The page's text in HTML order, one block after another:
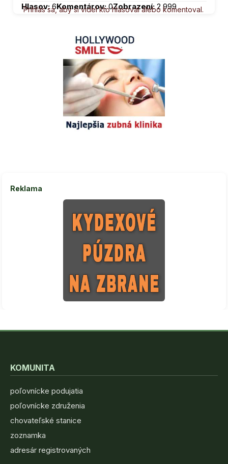
Hlasov: 6Komentárov:0Zobrazení:2 999
Prihlás sa, aby si videl kto hlasoval alebo komentoval.
Reklama
KOMUNITA
poľovnícke podujatia
poľovnícke združenia
chovateľské stanice
zoznamka
adresár registrovaných